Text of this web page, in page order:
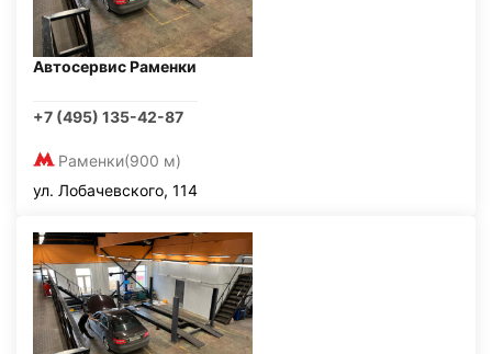
Автосервис Раменки
+7 (495) 135-42-87
Раменки(900 м)
ул. Лобачевского, 114